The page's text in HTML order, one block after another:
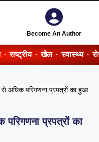
Become An Author
राष्ट्रीय खेल स्वास्थ्य
अधिक परिगणना प्रपत्रों का हुआ
प्रपत्रों का